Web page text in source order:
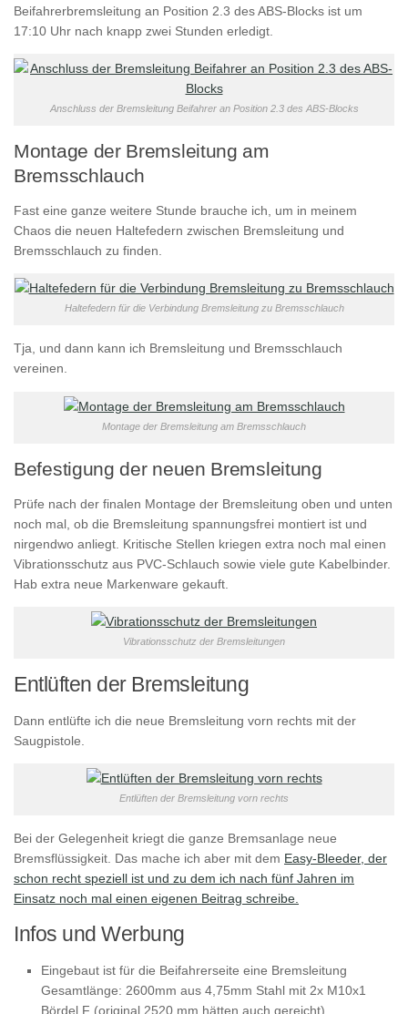
Beifahrerbremsleitung an Position 2.3 des ABS-Blocks ist um
17:10 Uhr nach knapp zwei Stunden erledigt.
Anschluss der Bremsleitung Beifahrer an Position 2.3 des ABS-Blocks
Montage der Bremsleitung am
Bremsschlauch
Fast eine ganze weitere Stunde brauche ich, um in meinem
Chaos die neuen Haltefedern zwischen Bremsleitung und
Bremsschlauch zu finden.
Haltefedern für die Verbindung Bremsleitung zu Bremsschlauch
Tja, und dann kann ich Bremsleitung und Bremsschlauch
vereinen.
Montage der Bremsleitung am Bremsschlauch
Befestigung der neuen Bremsleitung
Prüfe nach der finalen Montage der Bremsleitung oben und unten
noch mal, ob die Bremsleitung spannungsfrei montiert ist und
nirgendwo anliegt. Kritische Stellen kriegen extra noch mal einen
Vibrationsschutz aus PVC-Schlauch sowie viele gute Kabelbinder.
Hab extra neue Markenware gekauft.
Vibrationsschutz der Bremsleitungen
Entlüften der Bremsleitung
Dann entlüfte ich die neue Bremsleitung vorn rechts mit der
Saugpistole.
Entlüften der Bremsleitung vorn rechts
Bei der Gelegenheit kriegt die ganze Bremsanlage neue
Bremsflüssigkeit. Das mache ich aber mit dem Easy-Bleeder, der
schon recht speziell ist und zu dem ich nach fünf Jahren im
Einsatz noch mal einen eigenen Beitrag schreibe.
Infos und Werbung
Eingebaut ist für die Beifahrerseite eine Bremsleitung
Gesamtlänge: 2600mm aus 4,75mm Stahl mit 2x M10x1
Bördel F (original 2520 mm hätten auch gereicht)